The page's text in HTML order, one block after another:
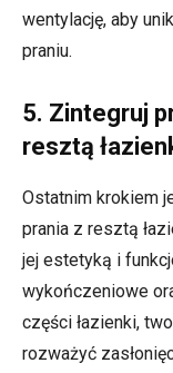
wentylację, aby
praniu.
5. Zintegruj
resztą
Ostatnim krokiem
prania z resztą
jej estetyką i
wykończeniowe
części łazienki,
rozważyć